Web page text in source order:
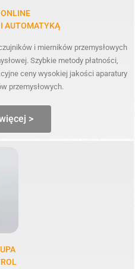
AUTOMATYKĄ
i mierników przemysłowych
Szybkie metody płatności,
ceny wysokiej jakości aparatury
przemysłowych.
>